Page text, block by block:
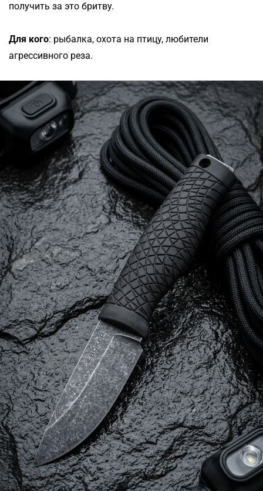
получить за это бритву.
Для кого: рыбалка, охота на птицу, любители
агрессивного реза.